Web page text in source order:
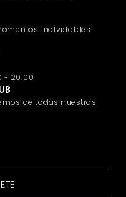
inolvidables.
- 20:00
de todas nuestras